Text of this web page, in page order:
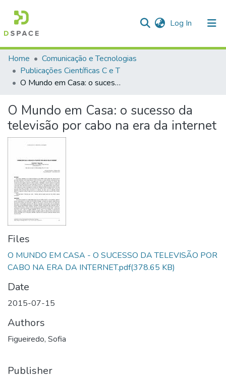
Log In (current)
Communities & Collections
All of DSpace
Home
Comunicação e Tecnologias
Publicações Científicas C e T
O Mundo em Casa: o sucesso da televisão por cabo na era da internet
O Mundo em Casa: o sucesso da
televisão por cabo na era da internet
Files
O MUNDO EM CASA - O SUCESSO DA TELEVISÃO POR
CABO NA ERA DA INTERNET.pdf(378.65 KB)
Date
2015-07-15
Authors
Figueiredo, Sofia
Publisher